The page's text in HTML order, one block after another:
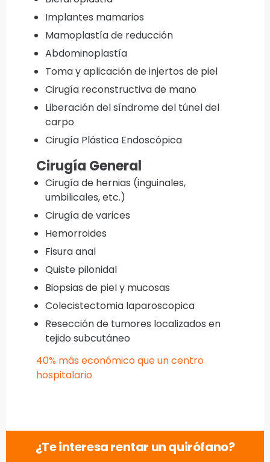
Implantes mamarios
Mamoplastía de reducción
Abdominoplastía
Toma y aplicación de injertos de piel
Cirugía reconstructiva de mano
Liberación del síndrome del túnel del
carpo
Cirugía Plástica Endoscópica
Cirugía General
Cirugía de hernias (inguinales,
umbilicales, etc.)
Cirugía de varices
Hemorroides
Fisura anal
Quiste pilonidal
Biopsias de piel y mucosas
Colecistectomia laparoscopica
Resección de tumores localizados en
tejido subcutáneo
40% más económico que un centro
hospitalario
¿Te interesa rentar un quirófano?